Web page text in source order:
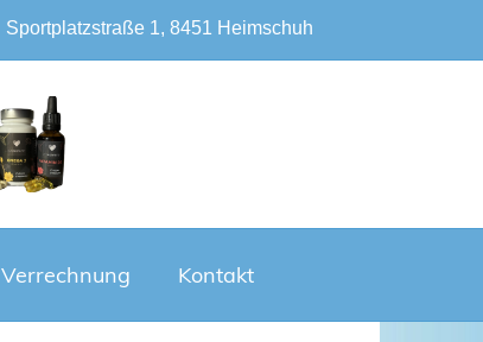
Sportplatzstraße 1, 8451 Heimschuh
Verrechnung Kontakt